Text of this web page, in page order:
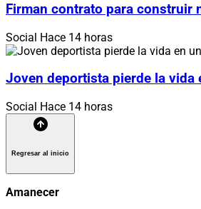
Firman contrato para construir
Social Hace 14 horas
Joven deportista pierde la vida
Social Hace 14 horas
Regresar al inicio
Amanecer